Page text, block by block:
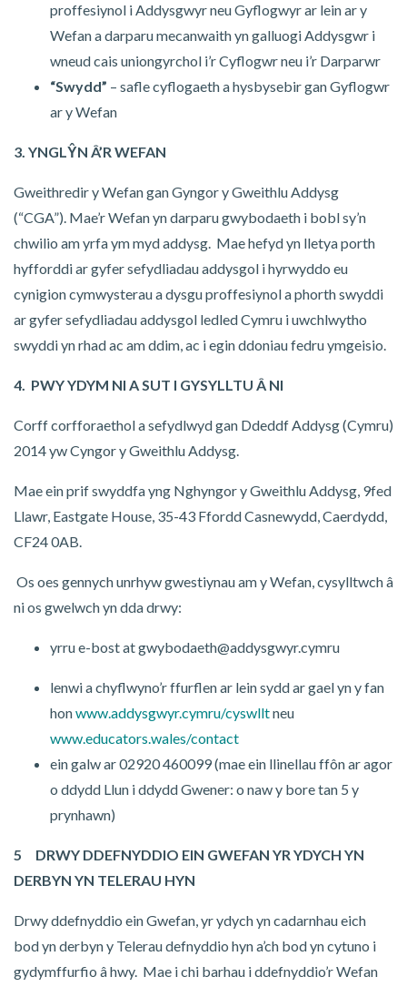
proffesiynol i Addysgwyr neu Gyflogwyr ar lein ar y
Wefan a darparu mecanwaith yn galluogi Addysgwr i
wneud cais uniongyrchol i’r Cyflogwr neu i’r Darparwr
“Swydd” – safle cyflogaeth a hysbysebir gan Gyflogwr
ar y Wefan
3. YNGLŶN Â’R WEFAN
Gweithredir y Wefan gan Gyngor y Gweithlu Addysg
(“CGA”). Mae’r Wefan yn darparu gwybodaeth i bobl sy’n
chwilio am yrfa ym myd addysg. Mae hefyd yn lletya porth
hyfforddi ar gyfer sefydliadau addysgol i hyrwyddo eu
cynigion cymwysterau a dysgu proffesiynol a phorth swyddi
ar gyfer sefydliadau addysgol ledled Cymru i uwchlwytho
swyddi yn rhad ac am ddim, ac i egin ddoniau fedru ymgeisio.
4. PWY YDYM NI A SUT I GYSYLLTU Â NI
Corff corfforaethol a sefydlwyd gan Ddeddf Addysg (Cymru)
2014 yw Cyngor y Gweithlu Addysg.
Mae ein prif swyddfa yng Nghyngor y Gweithlu Addysg, 9fed
Llawr, Eastgate House, 35-43 Ffordd Casnewydd, Caerdydd,
CF24 0AB.
Os oes gennych unrhyw gwestiynau am y Wefan, cysylltwch â
ni os gwelwch yn dda drwy:
yrru e-bost at gwybodaeth@addysgwyr.cymru
lenwi a chyflwyno’r ffurflen ar lein sydd ar gael yn y fan
honwww.addysgwyr.cymru/cyswlltneu
www.educators.wales/contact
ein galw ar 02920 460099 (mae ein llinellau ffôn ar agor
o ddydd Llun i ddydd Gwener: o naw y bore tan 5 y
prynhawn)
5 DRWY DDEFNYDDIO EIN GWEFAN YR YDYCH YN
DERBYN YN TELERAU HYN
Drwy ddefnyddio ein Gwefan, yr ydych yn cadarnhau eich
bod yn derbyn y Telerau defnyddio hyn a’ch bod yn cytuno i
gydymffurfio â hwy. Mae i chi barhau i ddefnyddio’r Wefan